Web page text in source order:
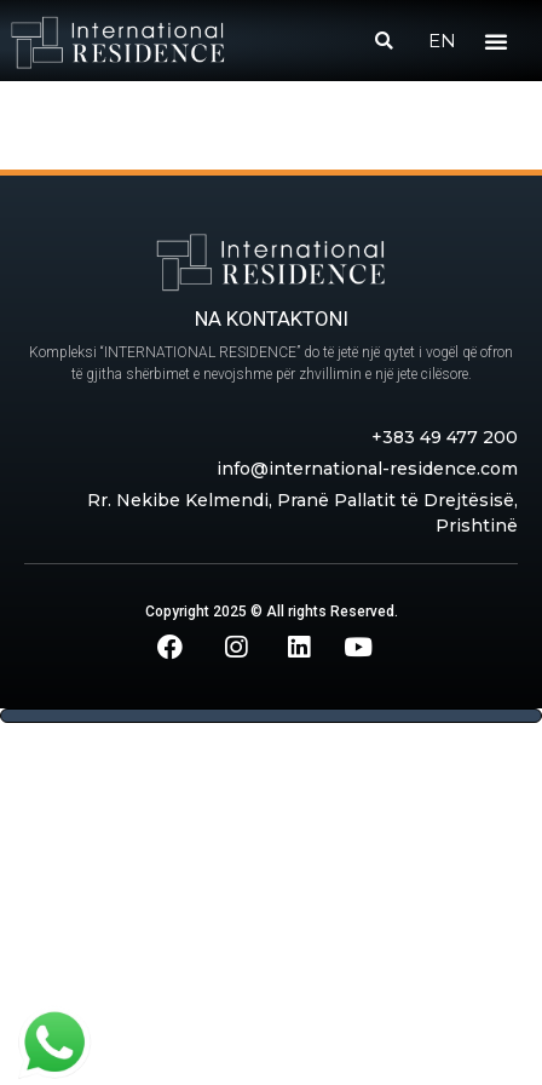
EN
NA KONTAKTONI
Kompleksi “INTERNATIONAL RESIDENCE” do të jetë një qytet i vogël që ofron
të gjitha shërbimet e nevojshme për zhvillimin e një jete cilësore.
+383 49 477 200
info@international-residence.com
Rr. Nekibe Kelmendi, Pranë Pallatit të Drejtësisë,
Prishtinë
Copyright 2025 © All rights Reserved.